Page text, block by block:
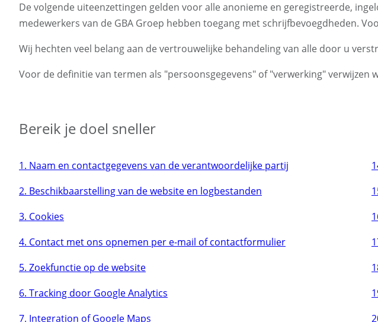
De volgende uiteenzettingen gelden voor alle anonieme en geregistreerde,
medewerkers van de GBA Groep hebben toegang met schrijfbevoegdheden.
Wij hechten veel belang aan de vertrouwelijke behandeling van alle door u
Voor de definitie van termen als "persoonsgegevens" of "verwerking" verwijzen
Bereik je doel sneller
1. Naam en contactgegevens van de verantwoordelijke partij
2. Beschikbaarstelling van de website en logbestanden
3. Cookies
4. Contact met ons opnemen per e-mail of contactformulier
5. Zoekfunctie op de website
6. Tracking door Google Analytics
7. Integration of Google Maps